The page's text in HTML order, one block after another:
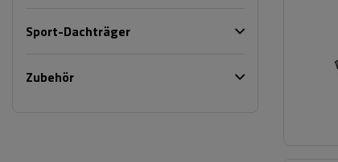
Sport-Dachträger
Zubehör